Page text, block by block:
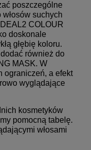
poszczególne
suchych
COLOUR
doskonale
głębię koloru.
również do
MASK. W
ograniczeń, a efekt
wyglądające
kosmetyków
pomocną tabelę.
włosami